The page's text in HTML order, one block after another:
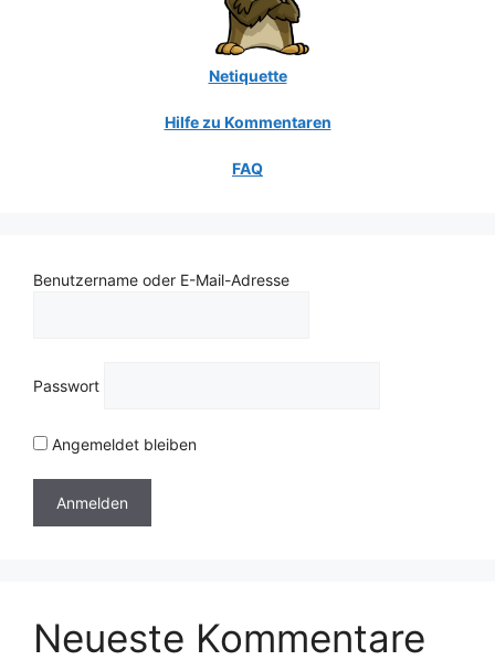
Netiquette
Hilfe zu Kommentaren
FAQ
Benutzername oder E-Mail-Adresse
Passwort
Angemeldet bleiben
Neueste Kommentare